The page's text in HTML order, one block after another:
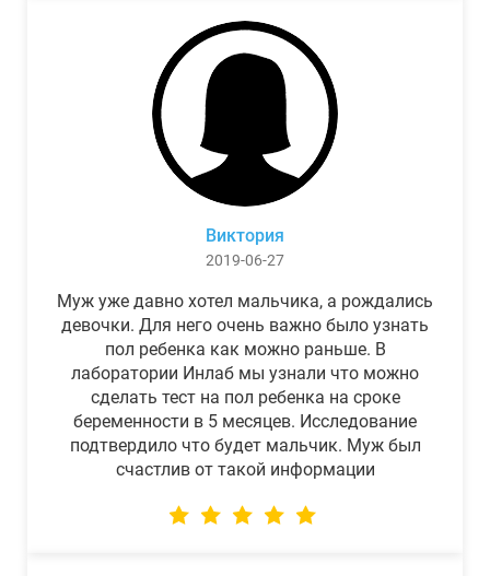
Виктория
2019-06-27
Муж уже давно хотел мальчика, а рождались
девочки. Для него очень важно было узнать
пол ребенка как можно раньше. В
лаборатории Инлаб мы узнали что можно
сделать тест на пол ребенка на сроке
беременности в 5 месяцев. Исследование
подтвердило что будет мальчик. Муж был
счастлив от такой информации